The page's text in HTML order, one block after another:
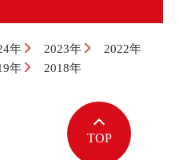
年 2023年
2022年
年 2018年
TOP